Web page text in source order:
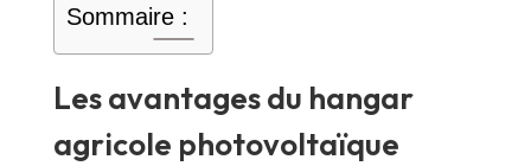
Sommaire :
Les avantages du hangar
agricole photovoltaïque